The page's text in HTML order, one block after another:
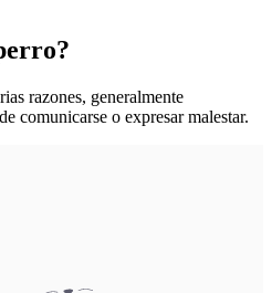
razones, generalmente
comunicarse o expresar malestar.